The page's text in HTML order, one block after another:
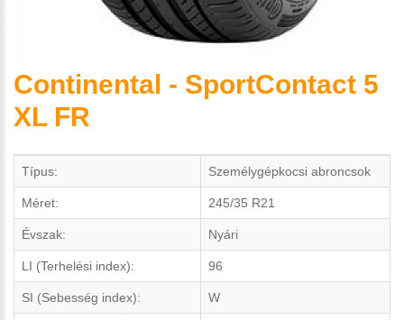
Continental - SportContact 5
XL FR
Típus: Személygépkocsi abroncsok
Méret: 245/35 R21
Évszak: Nyári
LI (Terhelési index): 96
SI (Sebesség index): W